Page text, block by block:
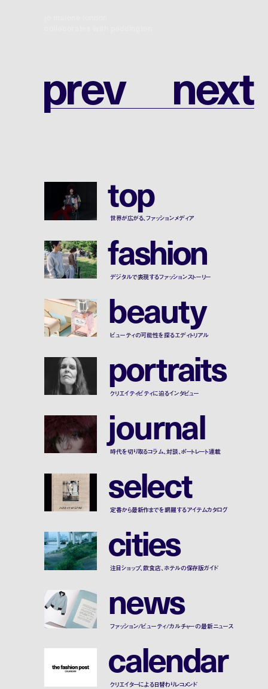
prev next
top
世界が広がる、ファッションメディア
fashion
デジタルで表現するファッションストーリー
beauty
ビューティの可能性を探るエディトリアル
portraits
クリエイティビティに迫るインタビュー
journal
時代を切り取るコラム、対談、ポートレート連載
select
定番から最新作までを網羅するアイテムカタログ
cities
注目ショップ、飲食店、ホテルの保存版ガイド
news
ファッション/ビューティ/カルチャーの最新ニュース
calendar
クリエイターによる日替わりレコメンド